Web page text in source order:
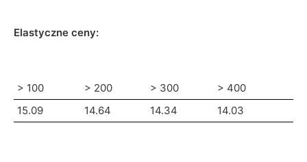
Elastyczne ceny:
> 100 > 200 > 300
> 400
15.09
14.64 14.34 14.03